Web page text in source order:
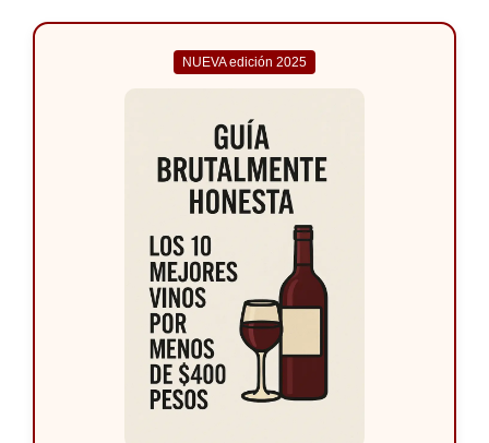
NUEVA edición 2025